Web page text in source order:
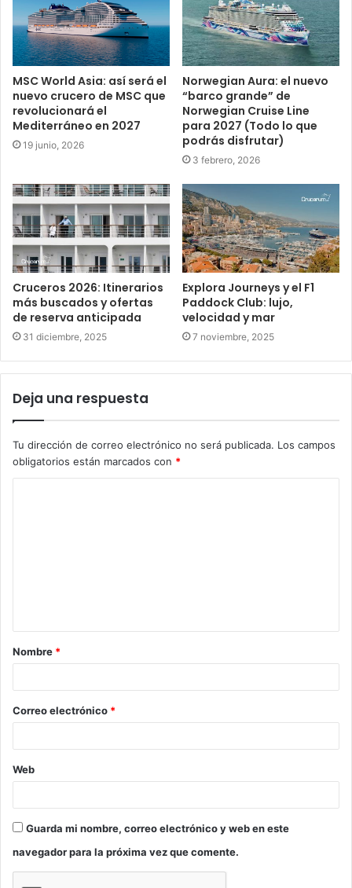
MSC World Asia: así será el
nuevo crucero de MSC que
revolucionará el
Mediterráneo en 2027
19 junio, 2026
Norwegian Aura: el nuevo
“barco grande” de
Norwegian Cruise Line
para 2027 (Todo lo que
podrás disfrutar)
3 febrero, 2026
Cruceros 2026: Itinerarios
más buscados y ofertas
de reserva anticipada
31 diciembre, 2025
Explora Journeys y el F1
Paddock Club: lujo,
velocidad y mar
7 noviembre, 2025
Deja una respuesta
Tu dirección de correo electrónico no será publicada. Los campos
obligatorios están marcados con *
a
r
*
Nombre *
Correo electrónico *
Web
Guarda mi nombre, correo electrónico y web en este
navegador para la próxima vez que comente.